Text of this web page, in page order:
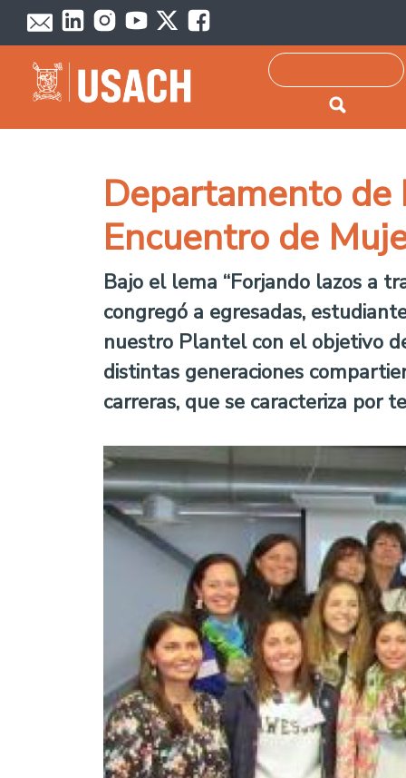
Passar para o conteúdo principal
Pesquisar
Departamento de
Encuentro de
Bajo el lema “Forjando lazos a
congregó a egresadas,
nuestro Plantel con el objetivo
distintas generaciones
carreras, que se caracteriza por